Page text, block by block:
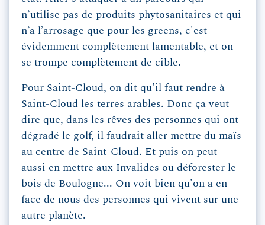
n’utilise pas de produits phytosanitaires et qui
n’a l’arrosage que pour les greens, c'est
évidemment complètement lamentable, et on
se trompe complètement de cible.
Pour Saint-Cloud, on dit qu'il faut rendre à
Saint-Cloud les terres arables. Donc ça veut
dire que, dans les rêves des personnes qui ont
dégradé le golf, il faudrait aller mettre du maïs
au centre de Saint-Cloud. Et puis on peut
aussi en mettre aux Invalides ou déforester le
bois de Boulogne... On voit bien qu'on a en
face de nous des personnes qui vivent sur une
autre planète.